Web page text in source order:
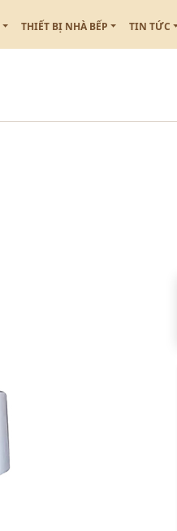
THIẾT BỊ NHÀ BẾP TIN TỨC